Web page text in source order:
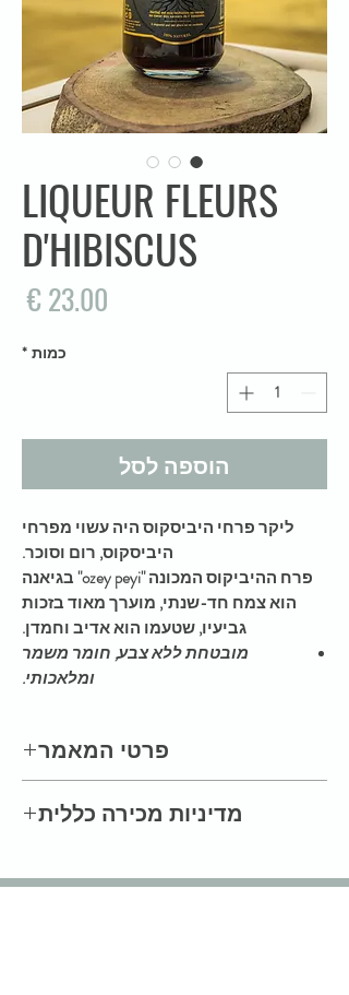
LIQUEUR FLEURS
D'HIBISCUS
כמות *
הוספה לסל
ליקר פרחי היביסקוס היה עשוי מפרחי
היביסקוס, רום וסוכר.
פרח ההיביקוס המכונה "ozey peyi" בגיאנה
הוא צמח חד-שנתי, מוערך מאוד בזכות
גביעיו, שטעמו הוא אדיב וחמדן.
מובטחת ללא צבע, חומר משמר
ומלאכותי.
פרטי המאמר
מדיניות מכירה כללית